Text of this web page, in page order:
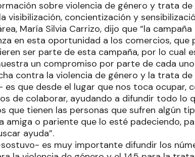
sobre violencia de género y trata
visibilización, concientización y
María Silvia Carrizo, dijo que “la
en esta oportunidad a los comercios, que
ser parte de esta campaña, por lo cual
un compromiso por parte de cada
contra la violencia de género y la trata de
es que desde el lugar que nos toca ocupar,
de colaborar, ayudando a difundir todo lo
que tienen las personas que sufren algún
amiga o pariente que lo esté padeciendo,
ayuda”.
es muy importante difundir los